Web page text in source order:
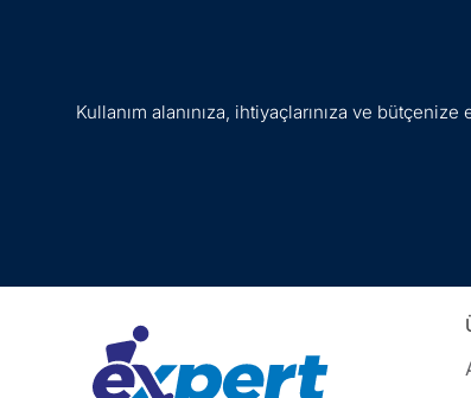
Kullanım alanınıza, ihtiyaçlarınıza ve